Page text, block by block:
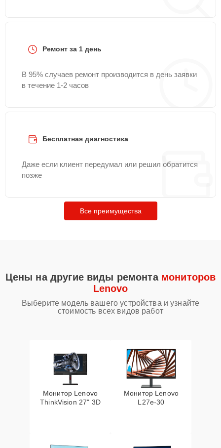
Ремонт за 1 день
В 95% случаев ремонт производится в день заявки
в течение 1-2 часов
Бесплатная диагностика
Даже если клиент передумал или решил обратится
позже
Все преимущества
Цены на другие виды ремонта мониторов
Lenovo
Выберите модель вашего устройства и узнайте
стоимость всех видов работ
Монитор Lenovo
ThinkVision 27" 3D
Монитор Lenovo
L27e-30